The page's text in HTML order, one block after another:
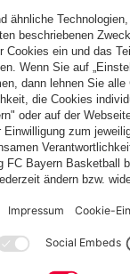
in der Bayernliga
Christoph
Partien
VfB Eichstätt ein
Strein (Knie-
es Abstellungen